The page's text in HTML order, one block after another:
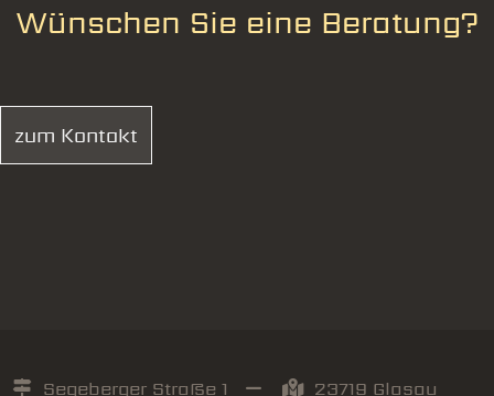
Wünschen Sie eine Beratung?
zum Kontakt
Segeberger Straße 1 23719 Glasau